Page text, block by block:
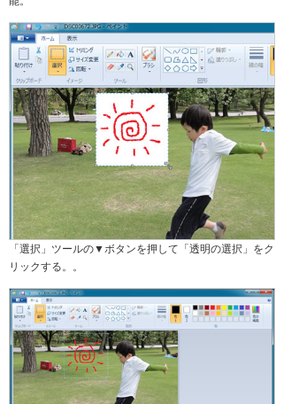
「選択」ツールの▼ボタンを押して「透明の選択」をク
リックする。。